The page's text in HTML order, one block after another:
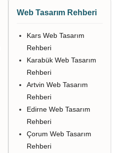
Web Tasarım Rehberi
Kars Web Tasarım
Rehberi
Karabük Web Tasarım
Rehberi
Artvin Web Tasarım
Rehberi
Edirne Web Tasarım
Rehberi
Çorum Web Tasarım
Rehberi